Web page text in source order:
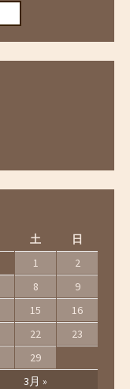
土 日
3月 »
1
2
8
9
15
16
22
23
29